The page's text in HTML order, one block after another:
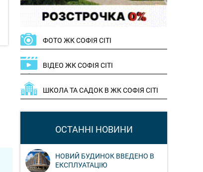
ФОТО ЖК СОФІЯ СІТІ
ВІДЕО ЖК СОФІЯ СІТІ
ШКОЛА ТА САДОК В ЖК СОФІЯ СІТІ
ОСТАННІ НОВИНИ
НОВИЙ БУДИНОК ВВЕДЕНО В
ЕКСПЛУАТАЦІЮ